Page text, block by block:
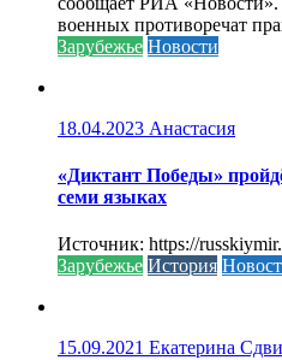
военных противоречат
Зарубежье Новости
18.04.2023 Анастасия
«Диктант Победы»
семи языках
Источник: https://
Зарубежье История
15.09.2021 Екатерина